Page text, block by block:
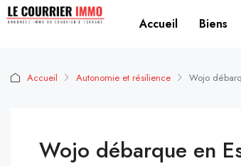
Accueil Biens
Accueil Autonomie et résilience Wojo
Wojo débarque en